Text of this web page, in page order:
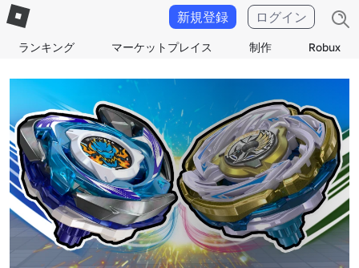
ランキング マーケットプレイス 制作 Robux
新規登録 ログイン